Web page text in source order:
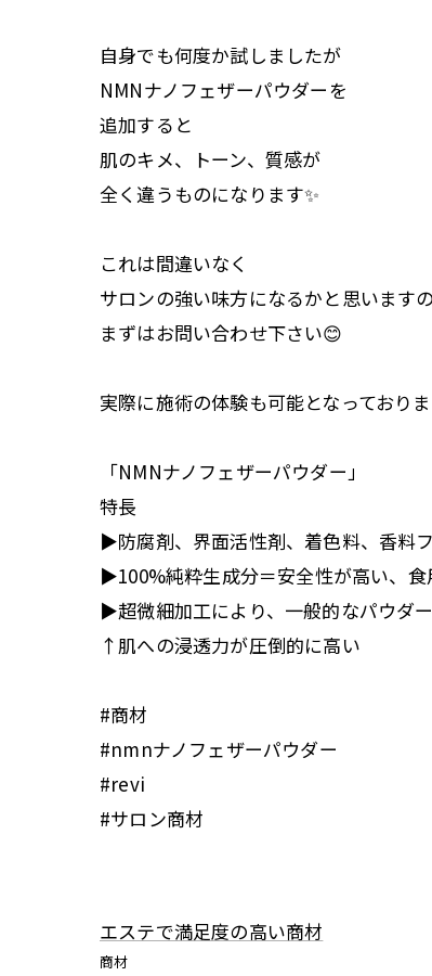
自身でも何度か試しましたが
NMNナノフェザーパウダーを
追加すると
肌のキメ、トーン、質感が
全く違うものになります✨
これは間違いなく
サロンの強い味方になるかと思います
まずはお問い合わせ下さい😊
実際に施術の体験も可能となっており
「NMNナノフェザーパウダー」
特長
▶️防腐剤、界面活性剤、着色料、香料
▶️100%純粋生成分＝安全性が高い、
▶️超微細加工により、一般的なパウダ
↑肌への浸透力が圧倒的に高い
#商材
#nmnナノフェザーパウダー
#revi
#サロン商材
エステで満足度の高い商材
商材